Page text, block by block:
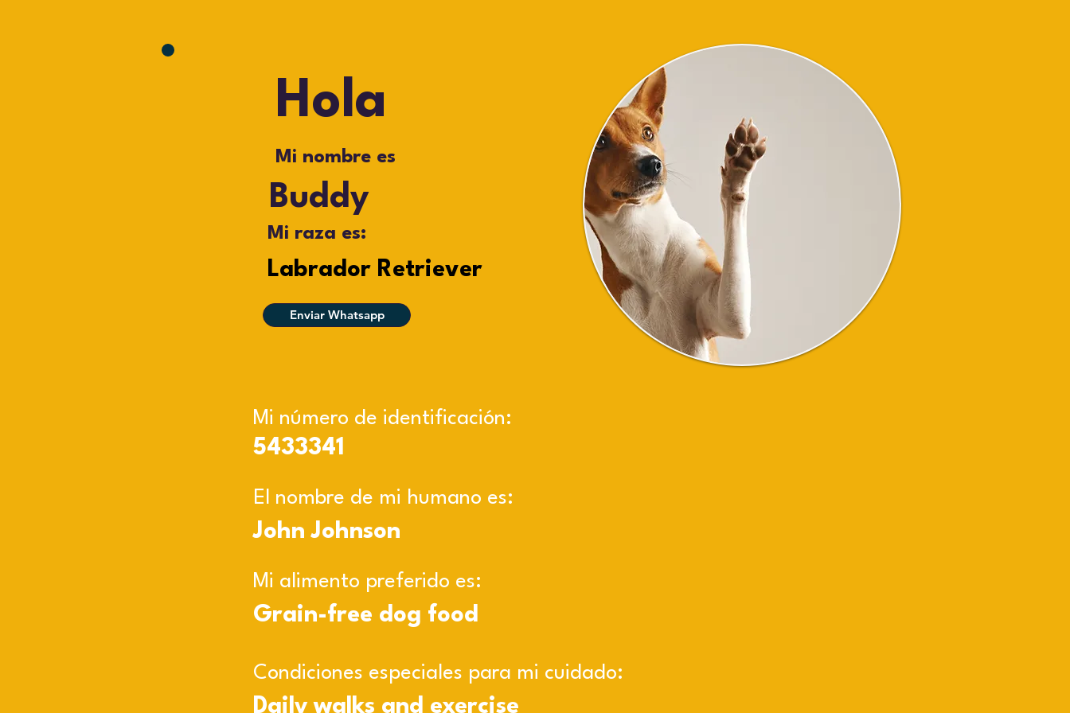
Hola
Mi nombre es
Buddy
Mi raza es:
Labrador Retriever
Enviar Whatsapp
5433341
Mi número de identificación:
El nombre de mi humano es:
John Johnson
Mi alimento preferido es:
Grain-free dog food
Condiciones especiales para mi cuidado:
Daily walks and exercise